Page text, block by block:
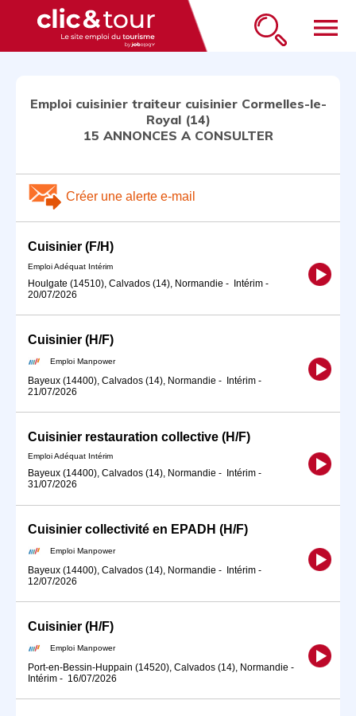
menu
Emploi cuisinier traiteur cuisinier Cormelles-le-
Royal (14)
15 ANNONCES A CONSULTER
Créer une alerte e-mail
Cuisinier (F/H)
Emploi Adéquat Intérim
Houlgate (14510), Calvados (14), Normandie - Intérim -
20/07/2026
Cuisinier (H/F)
Emploi Manpower
Bayeux (14400), Calvados (14), Normandie - Intérim -
21/07/2026
Cuisinier restauration collective (H/F)
Emploi Adéquat Intérim
Bayeux (14400), Calvados (14), Normandie - Intérim -
31/07/2026
Cuisinier collectivité en EPADH (H/F)
Emploi Manpower
Bayeux (14400), Calvados (14), Normandie - Intérim -
12/07/2026
Cuisinier (H/F)
Emploi Manpower
Port-en-Bessin-Huppain (14520), Calvados (14), Normandie -
Intérim - 16/07/2026